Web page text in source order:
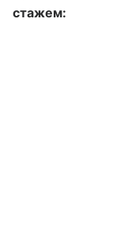
стажем: